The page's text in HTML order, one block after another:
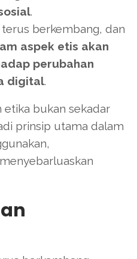
.
berkembang, dan
aspek etis akan
perubahan
digital.
etika bukan sekadar
prinsip utama dalam